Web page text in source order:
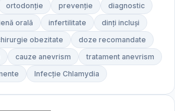
ortodonție prevenție
diagnostic
orală infertilitate
dinți incluși
obezitate
doze recomandate
cauze anevrism
tratament anevrism
Infecție Chlamydia